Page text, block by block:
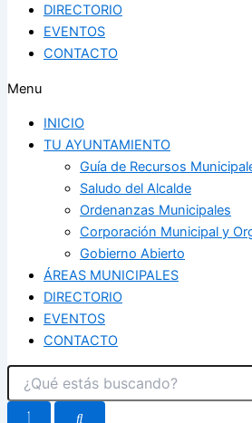
DIRECTORIO
EVENTOS
CONTACTO
Menu
INICIO
TU AYUNTAMIENTO
Guía de Recursos
Saludo del Alcalde
Ordenanzas Municipales
Corporación Municipal y
Gobierno Abierto
ÁREAS MUNICIPALES
DIRECTORIO
EVENTOS
CONTACTO